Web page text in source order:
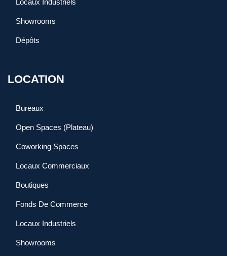
Locaux Industriels
Showrooms
Dépôts
LOCATION
Bureaux
Open Spaces (Plateau)
Coworking Spaces
Locaux Commerciaux
Boutiques
Fonds De Commerce
Locaux Industriels
Showrooms